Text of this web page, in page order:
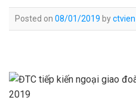
Posted on 08/01/2019 by